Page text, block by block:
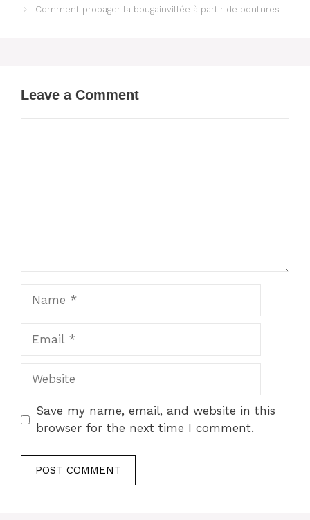
Comment propager la bougainvillée à partir de boutures
Leave a Comment
Website
Save my name, email, and website in this
browser for the next time I comment.